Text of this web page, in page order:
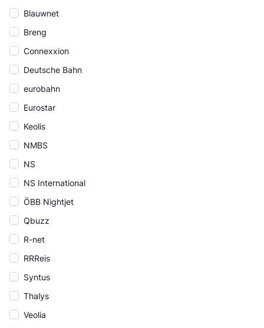
Blauwnet
Breng
Connexxion
Deutsche Bahn
eurobahn
Eurostar
Keolis
NMBS
NS
NS International
ÖBB Nightjet
Qbuzz
R-net
RRReis
Syntus
Thalys
Veolia